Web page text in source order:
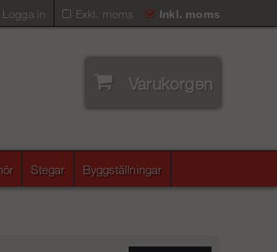
Exkl. moms Inkl. moms
Logga in
Varukorgen
Stegar Byggställningar